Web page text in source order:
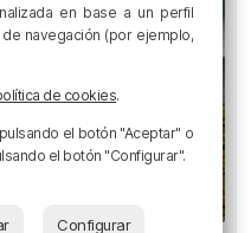
en base a un perfil
navegación (por ejemplo,
de cookies.
el botón "Aceptar" o
el botón "Configurar".
Configurar